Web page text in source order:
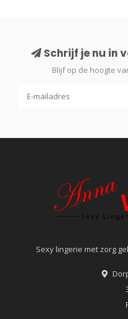
Schrijf je nu in
Blijf op de hoogte
Sexy lingerie met zorg